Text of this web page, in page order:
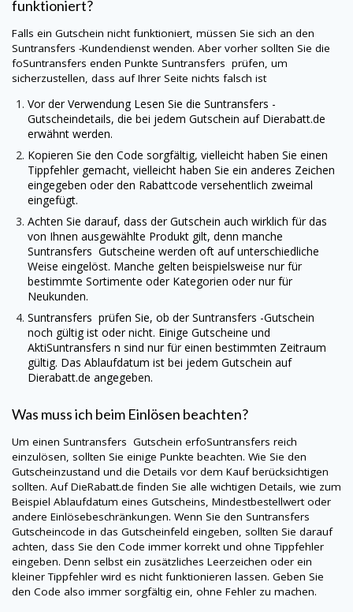
funktioniert?
Falls ein Gutschein nicht funktioniert, müssen Sie sich an den
Suntransfers -Kundendienst wenden. Aber vorher sollten Sie die
foSuntransfers enden Punkte Suntransfers prüfen, um
sicherzustellen, dass auf Ihrer Seite nichts falsch ist
Vor der Verwendung Lesen Sie die Suntransfers -
Gutscheindetails, die bei jedem Gutschein aufDierabatt.de
erwähnt werden.
Kopieren Sie den Code sorgfältig, vielleicht haben Sie einen
Tippfehler gemacht, vielleicht haben Sie ein anderes Zeichen
eingegeben oder den Rabattcode versehentlich zweimal
eingefügt.
Achten Sie darauf, dass der Gutschein auch wirklich für das
von Ihnen ausgewählte Produkt gilt, denn manche
Suntransfers Gutscheine werden oft auf unterschiedliche
Weise eingelöst. Manche gelten beispielsweise nur für
bestimmte Sortimente oder Kategorien oder nur für
Neukunden.
Suntransfers prüfen Sie, ob derSuntransfers -Gutschein
noch gültig ist oder nicht. Einige Gutscheine und
AktiSuntransfers n sind nur für einen bestimmten Zeitraum
gültig. Das Ablaufdatum ist bei jedem Gutschein auf
Dierabatt.de angegeben.
Was muss ich beim Einlösen beachten?
Um einen Suntransfers Gutschein erfoSuntransfers reich
einzulösen, sollten Sie einige Punkte beachten. Wie Sie den
Gutscheinzustand und die Details vor dem Kauf berücksichtigen
sollten. AufDieRabatt.de finden Sie alle wichtigen Details, wie zum
Beispiel Ablaufdatum eines Gutscheins, Mindestbestellwert oder
andere Einlösebeschränkungen. Wenn Sie den Suntransfers
Gutscheincode in das Gutscheinfeld eingeben, sollten Sie darauf
achten, dass Sie den Code immer korrekt und ohne Tippfehler
eingeben. Denn selbst ein zusätzliches Leerzeichen oder ein
kleiner Tippfehler wird es nicht funktionieren lassen. Geben Sie
den Code also immer sorgfältig ein, ohne Fehler zu machen.